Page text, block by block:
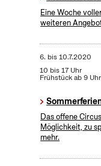
Eine Woche
weiteren
6. bis10.7.2020
10 bis 17 Uhr
Frühstück ab 9
Das offene
Möglichkeit, zu
mehr.